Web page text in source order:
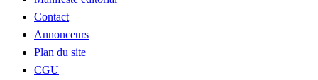
Contact
Annonceurs
Plan du site
CGU